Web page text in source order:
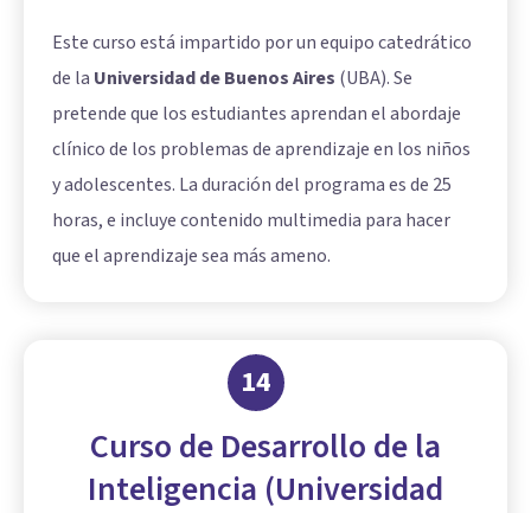
Este curso está impartido por un equipo catedrático
de la Universidad de Buenos Aires (UBA). Se
pretende que los estudiantes aprendan el abordaje
clínico de los problemas de aprendizaje en los niños
y adolescentes. La duración del programa es de 25
horas, e incluye contenido multimedia para hacer
que el aprendizaje sea más ameno.
14
Curso de Desarrollo de la
Inteligencia (Universidad